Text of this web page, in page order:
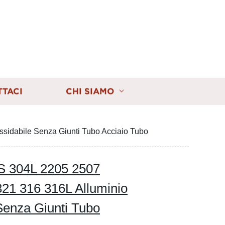
CHI SIAMO
Senza Giunti Tubo Acciaio Tubo
304L 2205 2507
316 316L Alluminio
Giunti Tubo